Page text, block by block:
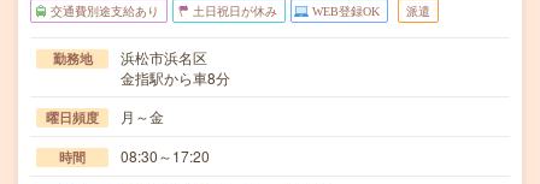
交通費別途支給あり 土日祝日が休み WEB登録OK 派遣
勤務地
浜松市浜名区
金指駅から車8分
曜日頻度 月～金
時間 08:30～17:20